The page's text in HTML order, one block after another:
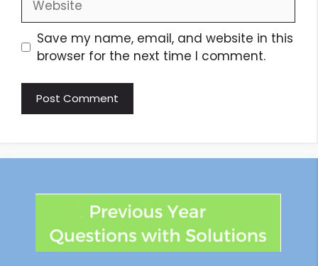
Save my name, email, and website in this
browser for the next time I comment.